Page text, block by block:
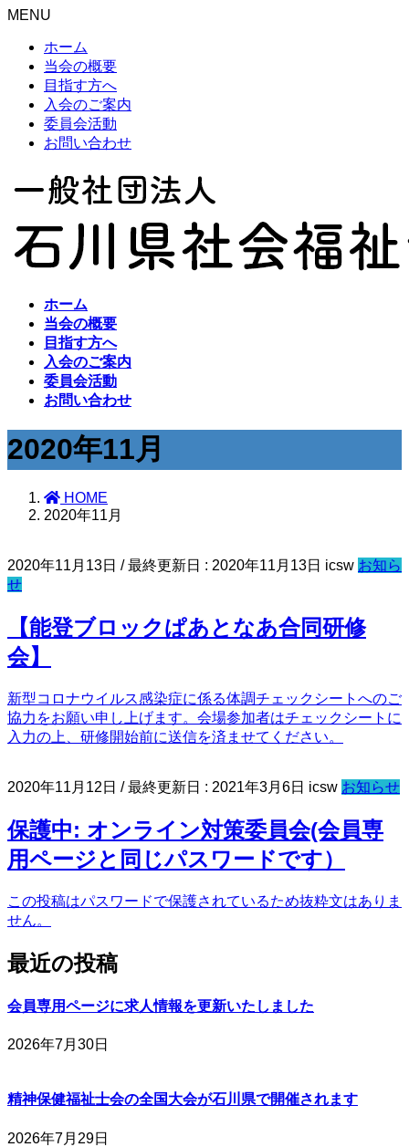
MENU
ホーム
当会の概要
目指す方へ
入会のご案内
委員会活動
お問い合わせ
ホーム
当会の概要
目指す方へ
入会のご案内
委員会活動
お問い合わせ
2020年11月
HOME
2020年11月
2020年11月13日 / 最終更新日 : 2020年11月13日 icsw お知ら
せ
【能登ブロックぱあとなあ合同研修
会】
新型コロナウイルス感染症に係る体調チェックシートへのご
協力をお願い申し上げます。会場参加者はチェックシートに
入力の上、研修開始前に送信を済ませてください。
2020年11月12日 / 最終更新日 : 2021年3月6日 icsw お知らせ
保護中: オンライン対策委員会(会員専
用ページと同じパスワードです）
この投稿はパスワードで保護されているため抜粋文はありま
せん。
最近の投稿
会員専用ページに求人情報を更新いたしました
2026年7月30日
精神保健福祉士会の全国大会が石川県で開催されます
2026年7月29日